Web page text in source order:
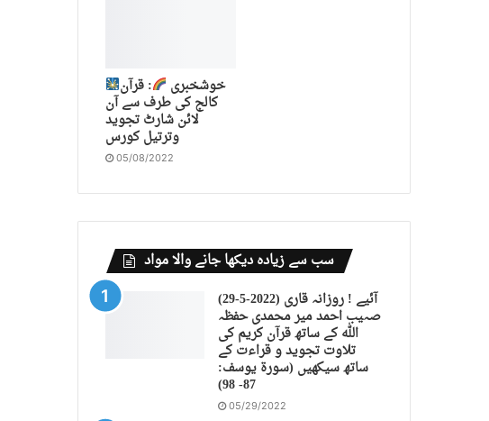
خوشخبری : قرآن
کالج کی طرف سے آن
لائن شارٹ تجوید
وترتیل کورس
05/08/2022
سب سے زیادہ دیکھا جانے والا مواد
(29-5-2022) آئیے ! روزانہ قاری
صہیب احمد میر محمدی حفظہ
اللہ کے ساتھ قرآن کریم کی
تلاوت تجوید و قراءت کے
ساتھ سیکھیں (سورة يوسف:
87- 98)
05/29/2022